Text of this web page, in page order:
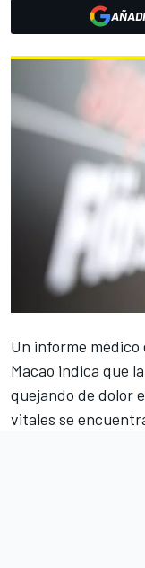
Un informe
Macao indica que
quejando de dolor
vitales se